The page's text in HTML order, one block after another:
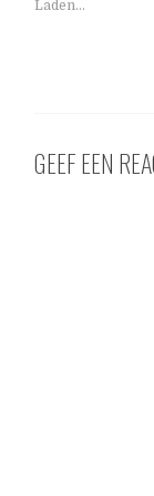
Laden...
GEEF EEN